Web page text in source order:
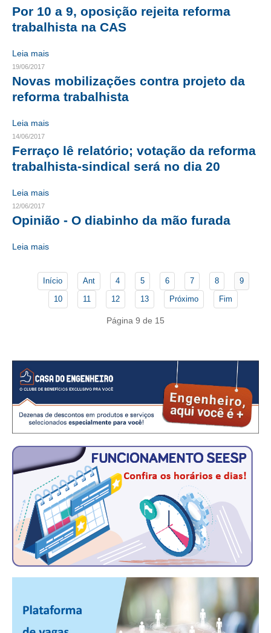
CONTATO
CURSOS
SEESP EDUCAÇÃO
PLATAFORMAS GRATUITAS
BENEFÍCIOS
APOSENTADORIA
CONVÊNIOS
PLANO DE SAÚDE
SEESPPREV
CONSÓRCIOS
CAMPANHAS SALARIAIS
NOTÍCIAS
JORNAL DO ENGENHEIRO
AGENDA
SEESP NOTÍCIAS
NOTÍCIAS NO WHATSAPP
FOTOS
PUBLICAÇÕES
PUBLICIDADE
Por 10 a 9, oposição rejeita reforma
trabalhista na CAS
Leia mais
19/06/2017
Novas mobilizações contra projeto da
reforma trabalhista
Leia mais
14/06/2017
Ferraço lê relatório; votação da reforma
trabalhista-sindical será no dia 20
Leia mais
12/06/2017
Opinião - O diabinho da mão furada
Leia mais
Início Ant 4 5 6 7 8
9
10
11 12 13 Próximo Fim
Página 9 de 15